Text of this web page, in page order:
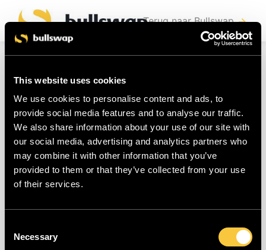
This website uses cookies
We use cookies to personalise content and ads, to
provide social media features and to analyse our traffic.
We also share information about your use of our site with
our social media, advertising and analytics partners who
may combine it with other information that you’ve
provided to them or that they’ve collected from your use
of their services.
Selection
Necessary
Terug naar Bullswaparrow_forward
E-mailadres wijzigen
Wens je graag je gebruikte e-mailadres te
wijzigen of maakte je een foutje bij
registreren? Contacteer ons via de chat of
via e-mail en we zetten dit met plezier
voor u recht!
geleden